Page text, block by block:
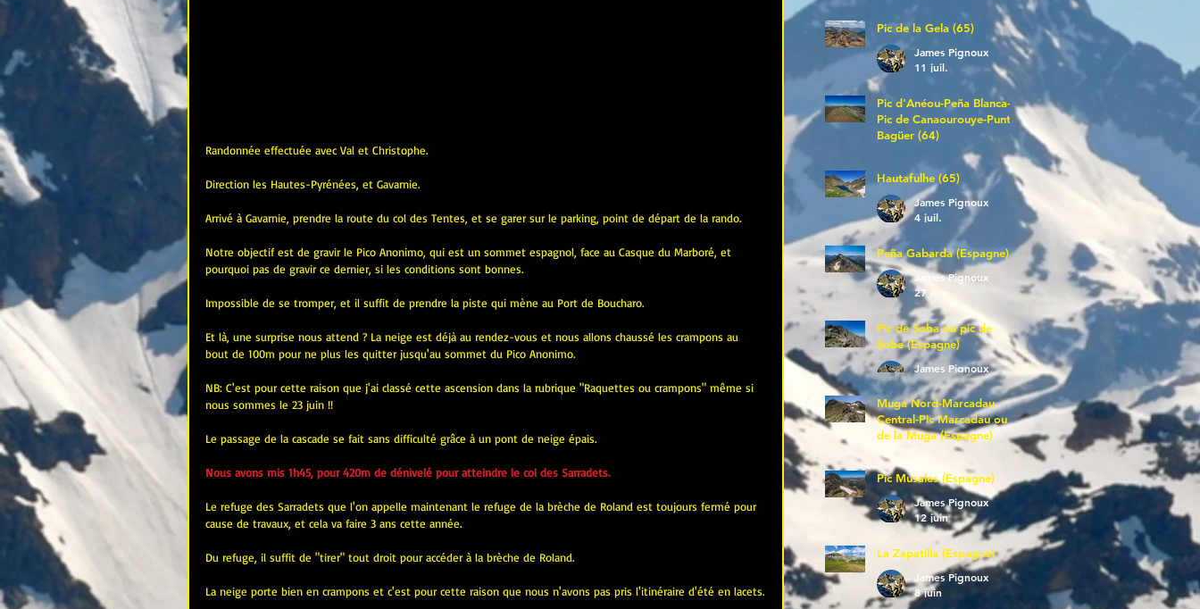
Randonnée effectuée avec Val et Christophe.
Direction les Hautes-Pyrénées, et Gavarnie.
Arrivé à Gavarnie, prendre la route du col des Tentes, et se garer sur le parking, point de départ de la rando.
Notre objectif est de gravir le Pico Anonimo, qui est un sommet espagnol, face au Casque du Marboré, et
pourquoi pas de gravir ce dernier, si les conditions sont bonnes.
Impossible de se tromper, et il suffit de prendre la piste qui mène au Port de Boucharo.
Et là, une surprise nous attend ? La neige est déjà au rendez-vous et nous allons chaussé les crampons au
bout de 100m pour ne plus les quitter jusqu'au sommet du Pico Anonimo.
NB: C'est pour cette raison que j'ai classé cette ascension dans la rubrique "Raquettes ou crampons" même si
nous sommes le 23 juin !!
Le passage de la cascade se fait sans difficulté grâce à un pont de neige épais.
Nous avons mis 1h45, pour 420m de dénivelé pour atteindre le col des Sarradets.
Le refuge des Sarradets que l'on appelle maintenant le refuge de la brèche de Roland est toujours fermé pour
cause de travaux, et cela va faire 3 ans cette année.
Du refuge, il suffit de "tirer" tout droit pour accéder à la brèche de Roland.
La neige porte bien en crampons et c'est pour cette raison que nous n'avons pas pris l'itinéraire d'été en lacets.
Pic de la Gela (65)
James Pignoux
11 juil.
Pic d'Anéou-Peña Blanca-
Pic de Canaourouye-Punta
Bagüer (64)
James Pignoux
5 juil.
Hautafulhe (65)
James Pignoux
4 juil.
Peña Gabarda (Espagne)
James Pignoux
27 juin
Pic de Soba ou pic de
Sobe (Espagne)
James Pignoux
25 juin
Muga Nord-Marcadau
Central-Pic Marcadau ou
de la Muga (Espagne)
21 juin
Pic Musales (Espagne)
James Pignoux
12 juin
La Zapatilla (Espagne)
James Pignoux
8 juin